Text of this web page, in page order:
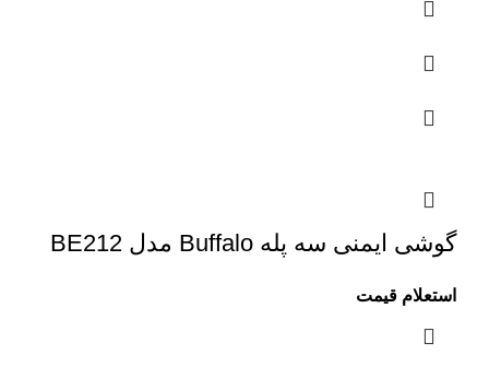
گوشی ایمنی سه پله Buffalo مدل BE212
استعلام قیمت